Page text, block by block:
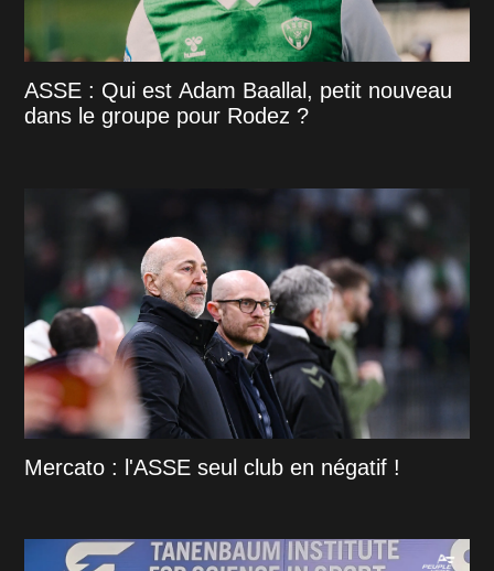
ASSE : Qui est Adam Baallal, petit nouveau
dans le groupe pour Rodez ?
Mercato : l'ASSE seul club en négatif !